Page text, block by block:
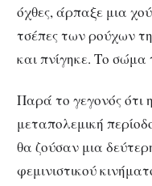
όχθες, άρπαξε μια
τσέπες των ρούχων
και πνίγηκε. Το σώμα
Παρά το γεγονός ότι
μεταπολεμική
θα ζούσαν μια
φεμινιστικού